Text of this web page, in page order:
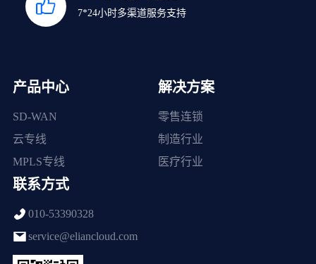
7*24小时多渠道服务支持
产品中心
SD-WAN
云专线
MPLS专线
解决方案
零售连锁
制造行业
医疗行业
联系方式
010-53390328
service@eliancloud.com